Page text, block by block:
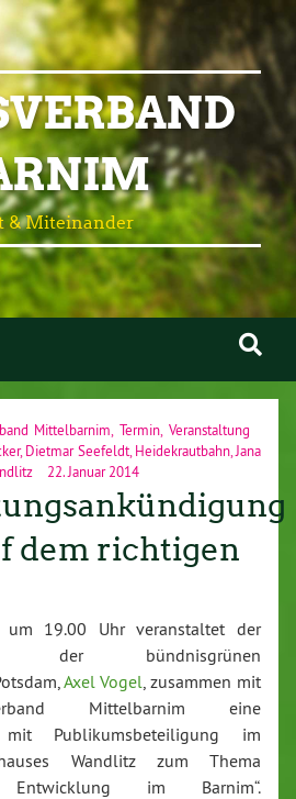
& Miteinander
Mittelbarnim ,Termin ,Veranstaltung
, Dietmar Seefeldt, Heidekrautbahn, Jana
22. Januar 2014
dem richtigen
19.00 Uhr veranstaltet der
der bündnisgrünen
Axel Vogel , zusammen mit
Mittelbarnim eine
mit Publikumsbeteiligung im
Wandlitz zum Thema
Entwicklung im Barnim“.